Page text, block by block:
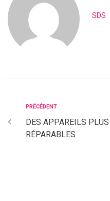
SDS
PRÉCÉDENT
DES APPAREILS
RÉPARABLES